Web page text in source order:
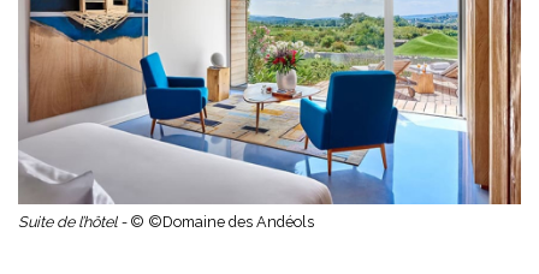
Suite de l’hôtel - © ©Domaine des Andéols